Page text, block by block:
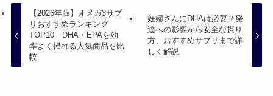
【2026年版】オメガ3サプ
リおすすめランキング
TOP10｜DHA・EPAを効
率よく摂れる人気商品を比
較
妊婦さんにDHAは必要？発
達への影響から安全な摂り
方、おすすめサプリまで詳
しく解説